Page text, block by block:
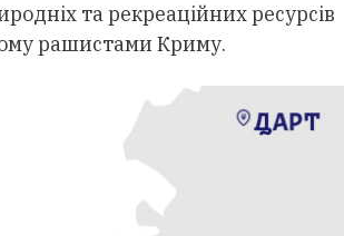
та рекреаційних ресурсів
рашистами Криму.